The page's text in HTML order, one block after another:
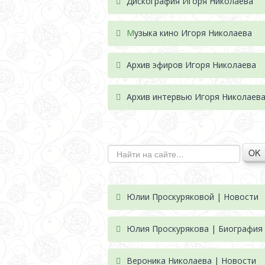
Музыка кино Игоря Николаева
Архив эфиров Игоря Николаева
Архив интервью Игоря Николаева
OK
Юлии Проскуряковой | Новости
Юлия Проскурякова | Биография
Вероника Николаева | Новости